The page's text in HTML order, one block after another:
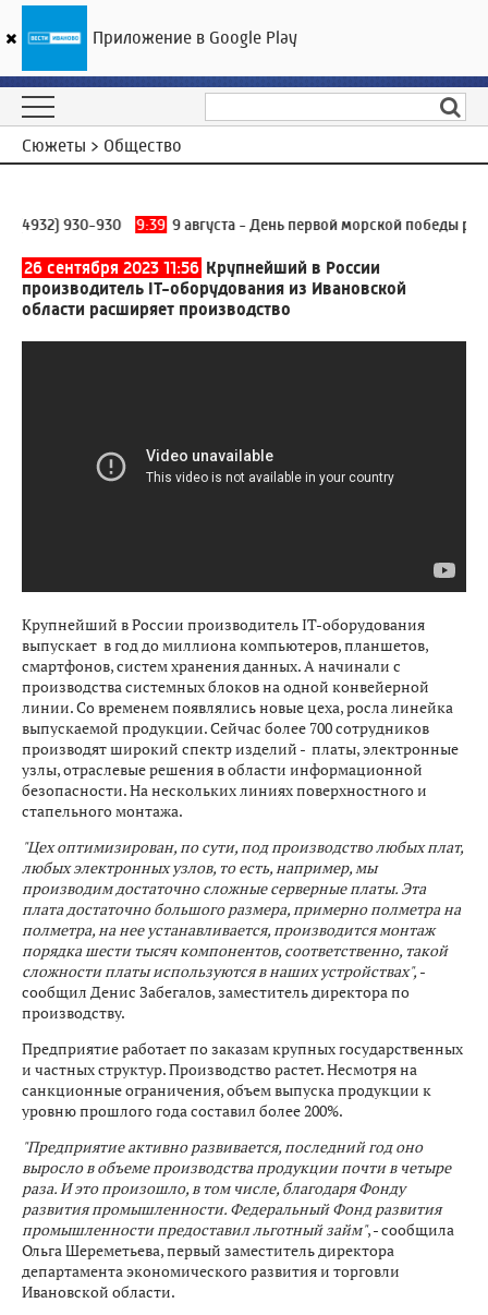
ГТРК «Ивтелерадио»
Сюжеты > Общество
930-930 9:39 9 августа - День первой морской победы
26 сентября 2023 11:56 Крупнейший в России
производитель IT-оборудования из Ивановской
области расширяет производство
Крупнейший в России производитель IT-оборудования
выпускает в год до миллиона компьютеров, планшетов,
смартфонов, систем хранения данных. А начинали с
производства системных блоков на одной конвейерной
линии. Со временем появлялись новые цеха, росла линейка
выпускаемой продукции. Сейчас более 700 сотрудников
производят широкий спектр изделий - платы, электронные
узлы, отраслевые решения в области информационной
безопасности. На нескольких линиях поверхностного и
стапельного монтажа.
"Цех оптимизирован, по сути, под производство любых плат,
любых электронных узлов, то есть, например, мы
производим достаточно сложные серверные платы. Эта
плата достаточно большого размера, примерно полметра на
полметра, на нее устанавливается, производится монтаж
порядка шести тысяч компонентов, соответственно, такой
сложности платы используются в наших устройствах", -
сообщил Денис Забегалов, заместитель директора по
производству.
Предприятие работает по заказам крупных государственных
и частных структур. Производство растет. Несмотря на
санкционные ограничения, объем выпуска продукции к
уровню прошлого года составил более 200%.
"Предприятие активно развивается, последний год оно
выросло в объеме производства продукции почти в четыре
раза. И это произошло, в том числе, благодаря Фонду
развития промышленности. Федеральный Фонд развития
промышленности предоставил льготный займ", - сообщила
Ольга Шереметьева, первый заместитель директора
департамента экономического развития и торговли
Ивановской области.
Приложение в Google Play